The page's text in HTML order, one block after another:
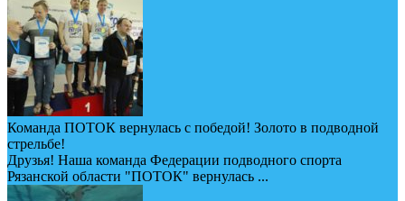
Команда ПОТОК вернулась с победой! Золото в подводной
стрельбе!
Друзья! Наша команда Федерации подводного спорта
Рязанской области "ПОТОК" вернулась ...